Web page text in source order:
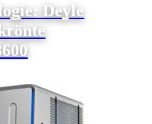
Deyle